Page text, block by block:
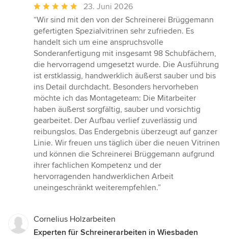
Durchschnittliche
Bewertung:
5
von
5
Sternen
23. Juni 2026
“Wir sind mit den von der Schreinerei Brüggemann
gefertigten Spezialvitrinen sehr zufrieden. Es
handelt sich um eine anspruchsvolle
Sonderanfertigung mit insgesamt 98 Schubfächern,
die hervorragend umgesetzt wurde. Die Ausführung
ist erstklassig, handwerklich äußerst sauber und bis
ins Detail durchdacht. Besonders hervorheben
möchte ich das Montageteam: Die Mitarbeiter
haben äußerst sorgfältig, sauber und vorsichtig
gearbeitet. Der Aufbau verlief zuverlässig und
reibungslos. Das Endergebnis überzeugt auf ganzer
Linie. Wir freuen uns täglich über die neuen Vitrinen
und können die Schreinerei Brüggemann aufgrund
ihrer fachlichen Kompetenz und der
hervorragenden handwerklichen Arbeit
uneingeschränkt weiterempfehlen.”
Cornelius Holzarbeiten
Experten für Schreinerarbeiten in Wiesbaden